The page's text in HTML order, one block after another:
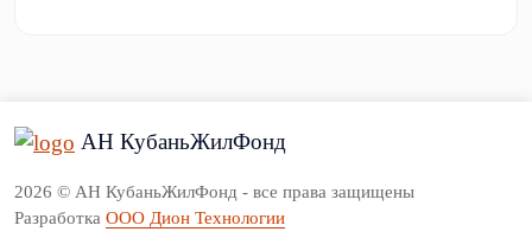
АН КубаньЖилФонд
2026 © АН КубаньЖилФонд - все права защищены
Разработка ООО Дион Технологии